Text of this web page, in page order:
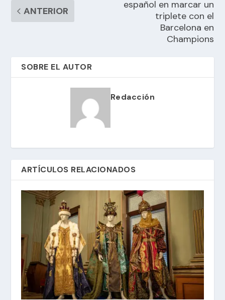
ANTERIOR
español en marcar un
triplete con el
Barcelona en
Champions
SOBRE EL AUTOR
Redacción
ARTÍCULOS RELACIONADOS